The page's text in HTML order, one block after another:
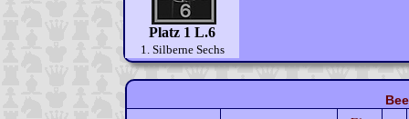
Platz 1 L.6
1. Silberne Sechs